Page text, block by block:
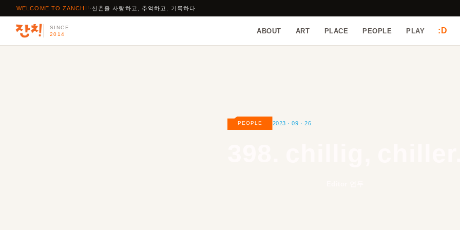
WELCOME TO ZANCHI! ·신촌을 사랑하고, 추억하고, 기록하다
SINCE
2014
ABOUT ART PLACE PEOPLE PLAY :D
PEOPLE 2023 · 09 · 26